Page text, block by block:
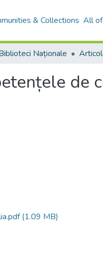
& Collections All
Naționale
de
(1.09 MB)